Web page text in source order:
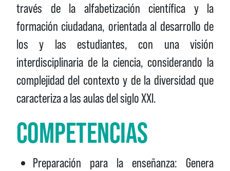
través de la alfabetización científica y la
formación ciudadana, orientada al desarrollo de
los y las estudiantes, con una visión
interdisciplinaria de la ciencia, considerando la
complejidad del contexto y de la diversidad que
caracteriza a las aulas del siglo XXI.
COMPETENCIAS
Preparación para la enseñanza: Genera